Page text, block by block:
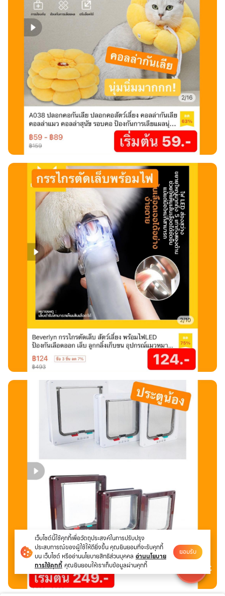
เว็บไซต์นี้ใช้คุกกี้เพื่อวัตถุประสงค์ในการปรับปรุง
ประสบการณ์ของผู้ใช้ให้ดียิ่งขึ้น คุณยินยอมที่จะรับคุกกี้
บน เว็บไซต์ หรืออ่านนโยบายสิทธิส่วนบุคคล อ่านนโยบาย
การใช้คุกกี้ คุณยินยอมให้เราเก็บข้อมูลผ่านคุกกี้
ยอมรับ